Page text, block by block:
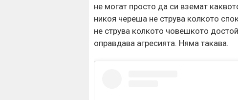
не могат просто да си вземат
никоя череша не струва колкото
не струва колкото човешкото
оправдава агресията. Няма такава.